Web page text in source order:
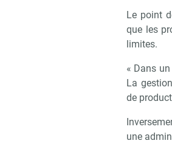
Le point
que les
limites.
« Dans
La
de
une